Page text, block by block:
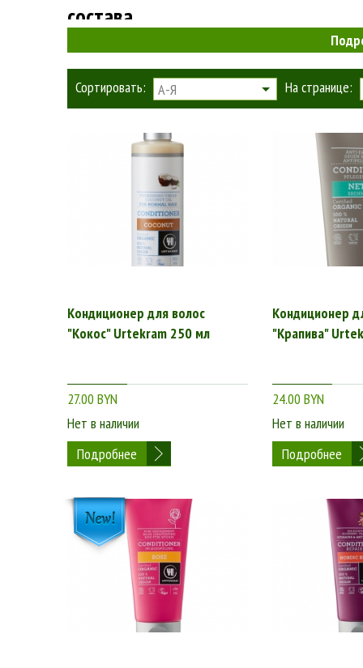
состава
отсутствуют химические ингредиенты или
составе натурального кондиционера для волос
Эфирные и питающие масла – предотвращают
Растительные экстракты – обеспечивают
снижения риска повреждения.
Необходимые кислоты, в частности – молочная
Ксантановая медь – играет роль
С BeОrganic.by природный
Широкий ассортимент органических средств по уходу
купить в Минске понравившееся средство без
подобрать оптимальный состав в соответствии с
Сортировать: А-Я На странице:
Кондиционер для волос
"Кокос" Urtekram 250 мл
27.00 BYN
Нет в наличии
Подробнее
Кондиционер
"Крапива"
24.00 BYN
Нет в наличии
Подробнее